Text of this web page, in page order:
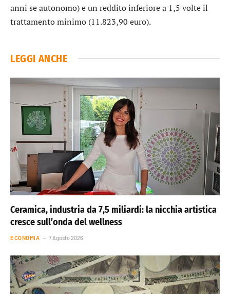
anni se autonomo) e un reddito inferiore a 1,5 volte il
trattamento minimo (11.823,90 euro).
LEGGI ANCHE
Ceramica, industria da 7,5 miliardi: la nicchia artistica
cresce sull’onda del wellness
ECONOMIA 7 Agosto 2026